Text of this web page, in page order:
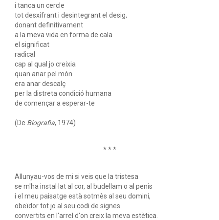
i tanca un cercle
tot desxifrant i desintegrant el desig,
donant definitivament
a la meva vida en forma de cala
el significat
radical
cap al qual jo creixia
quan anar pel món
era anar descalç
per la distreta condició humana
de començar a esperar-te
(De Biografia, 1974)
* * *
Allunyau-vos de mi si veis que la tristesa
se m'ha instal·lat al cor, al budellam o al penis
i el meu paisatge està sotmès al seu domini,
obeïdor tot jo al seu codi de signes
convertits en l'arrel d'on creix la meva estètica.